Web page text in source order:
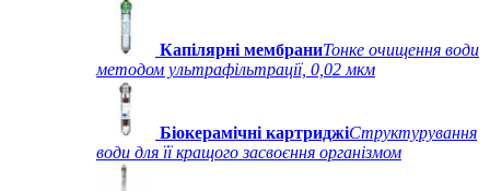
Капілярні мембраниТонке очищення води
методом ультрафільтрації, 0,02 мкм
Біокерамічні картриджіСтруктурування
води для її кращого засвоєння організмом